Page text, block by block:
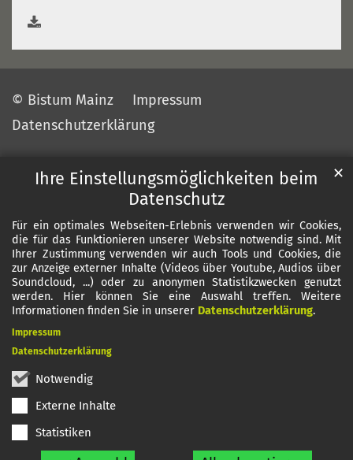
Ihre Einstellungsmöglichkeiten beim
Datenschutz
Für ein optimales Webseiten-Erlebnis verwenden wir Cookies,
die für das Funktionieren unserer Website notwendig sind. Mit
Ihrer Zustimmung verwenden wir auch Tools und Cookies, die
zur Anzeige externer Inhalte (Videos über Youtube, Audios über
Soundcloud, ...) oder zu anonymen Statistikzwecken genutzt
werden. Hier können Sie eine Auswahl treffen. Weitere
Informationen finden Sie in unserer Datenschutzerklärung.
Notwendig
Externe Inhalte
Statistiken
✕
Impressum
Datenschutzerklärung
© Bistum Mainz
Impressum
Datenschutzerklärung